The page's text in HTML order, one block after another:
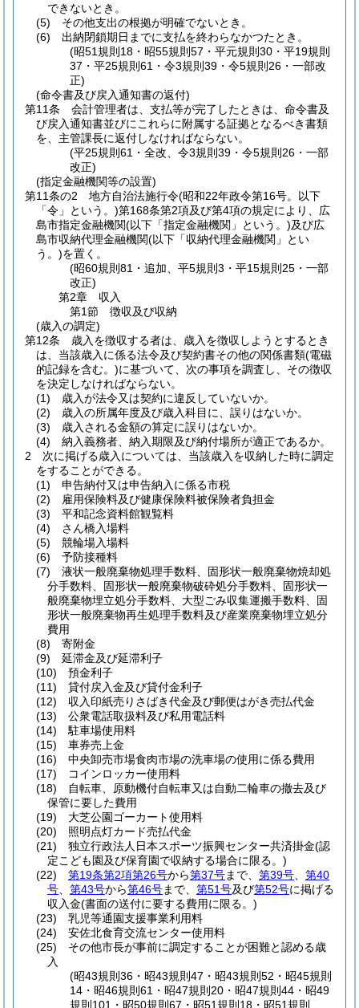
できないとき。
(5)
その他支出の根拠が明確でないとき。
(6)
出納閉鎖期日までに支払を終わらなかつたとき。
(昭51規則18・昭55規則57・平元規則30・平19規則
37・平25規則61・令3規則39・令5規則26・一部改
正)
(命令書及び戻入通知書の返付)
第11条
会計管理者は、支払等が完了したときは、命令書及
び戻入通知書並びにこれらに附属する証拠となるべき書類
を、主管課長に返付しなければならない。
(平25規則61・全改、令3規則39・令5規則26・一部
改正)
(指定金融機関等の設置)
第11条の2
地方自治法施行令(昭和22年政令第16号。以下
「令」という。)第168条第2項及び第4項の規定により、広
島市指定金融機関(以下「指定金融機関」という。)及び広
島市収納代理金融機関(以下「収納代理金融機関」とい
う。)を置く。
(昭60規則81・追加、平5規則3・平15規則25・一部
改正)
第2章
収入
第1節
徴収及び収納
(歳入の調定)
第12条
歳入を徴収する者は、歳入を徴収しようとするとき
は、当該歳入に係る法令及び契約書その他の関係書類(電磁
的記録を含む。)に基づいて、次の事項を調査し、その徴収
を決定しなければならない。
(1)
歳入が法令又は契約に違反していないか。
(2)
歳入の所属年度及び歳入科目に、誤りはないか。
(3)
歳入される金額の算定に誤りはないか。
(4)
納入義務者、納入期限及び納付場所が適正であるか。
2
次に掲げる歳入については、当該歳入を収納した時に調定
をすることができる。
(1)
申告納付又は申告納入に係る市税
(2)
雇用保険料及び健康保険料被保険者負担金
(3)
平和記念資料館観覧料
(4)
さん橋入場料
(5)
競輪場入場料
(6)
予防接種料
(7)
液状一般廃棄物処理手数料、固形状一般廃棄物焼却処
分手数料、固形状一般廃棄物破砕処分手数料、固形状一
般廃棄物埋立処分手数料、大型ごみ収集運搬手数料、固
形状一般廃棄物再生処理手数料及び産業廃棄物埋立処分
費用
(8)
寄附金
(9)
延滞金及び延滞利子
(10)
預金利子
(11)
貸付戻入金及び貸付金利子
(12)
収入印紙売りさばき代金及び郵便はがき売払代金
(13)
公衆電話取扱料及び私用電話料
(14)
駐車場使用料
(15)
車券売上金
(16)
中央卸売市場食肉市場の洗車場の使用に係る費用
(17)
コインロッカー使用料
(18)
自転車、原動機付自転車又は自動二輪車の撤去及び
保管に要した費用
(19)
大芝公園ゴーカート使用料
(20)
照明点灯カード売払代金
(21)
独立行政法人日本スポーツ振興センター共済掛金(認
定こども園及び保育園で収納する場合に限る。)
(22)
第19条第2項第26号から第37号まで、 第39号
第40
号
第43号から第46号まで、 第51号及び第52号に掲げる
収入金(書面の送付に要する費用に限る。)
(23)
乳児等通園支援事業利用料
(24)
安佐北食育交流センター使用料
(25)
その他市長が事前に調定することが困難と認める歳
入
(昭43規則36・昭43規則47・昭43規則52・昭45規則
14・昭46規則61・昭47規則20・昭47規則44・昭49
規則101・昭50規則67・昭51規則18・昭51規則